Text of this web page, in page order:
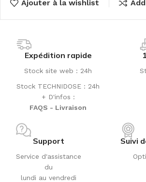
Ajouter à la wishlist
Expédition rapide
Stock site web : 24h
Stock TECHNIDOSE : 24h
+ D'infos :
FAQS - Livraison
Support
Service d'assistance
du
lundi au vendredi
Suivi